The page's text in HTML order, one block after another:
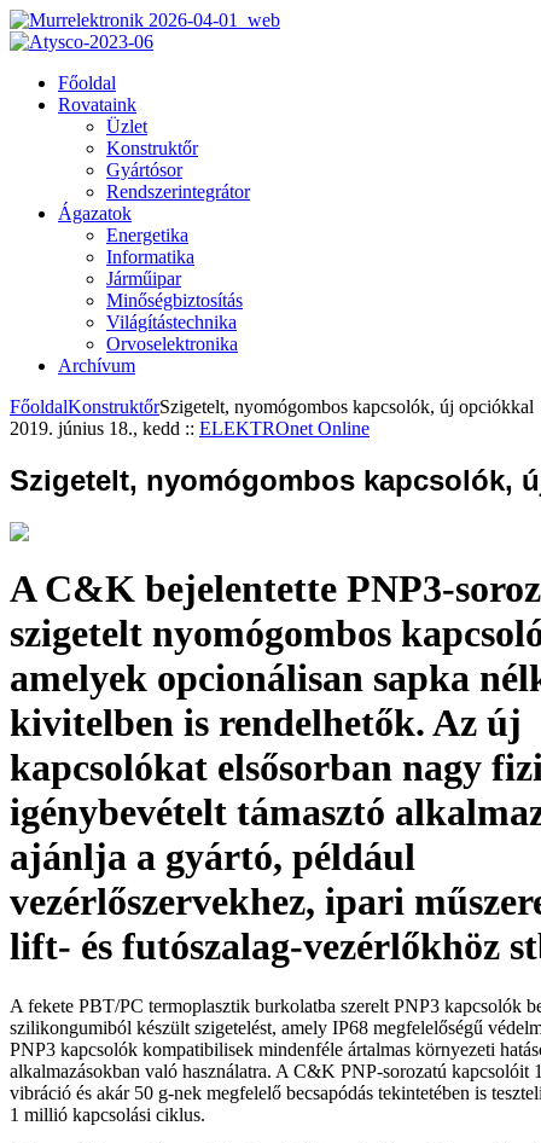
Főoldal
Rovataink
Üzlet
Konstruktőr
Gyártósor
Rendszerintegrátor
Ágazatok
Energetika
Informatika
Járműipar
Minőségbiztosítás
Világítástechnika
Orvoselektronika
Archívum
FőoldalKonstruktőrSzigetelt, nyomógombos kapcsolók, új opciókkal
2019. június 18., kedd :: ELEKTROnet Online
Szigetelt, nyomógombos kapcsolók,
A C&K bejelentette PNP3-
szigetelt nyomógombos
amelyek opcionálisan sapka
kivitelben is rendelhetők. Az új
kapcsolókat elsősorban nagy
igénybevételt támasztó
ajánlja a gyártó, például
vezérlőszervekhez, ipari
lift- és futószalag-vezérlőkhöz
A fekete PBT/PC termoplasztik burkolatba szerelt PNP3 kapcsolók
szilikongumiból készült szigetelést, amely IP68 megfelelőségű
PNP3 kapcsolók kompatibilisek mindenféle ártalmas környezeti
alkalmazásokban való használatra. A C&K PNP-sorozatú kapcsolóit
vibráció és akár 50 g-nek megfelelő becsapódás tekintetében is
1 millió kapcsolási ciklus.